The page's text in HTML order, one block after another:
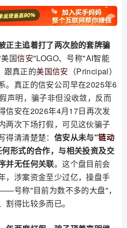
正主追着打了两次脸的套牌骗
国信安"LOGO、号称"AI智能
跟真正的美国信安 （Principal）
。真正的信安公司早在2025年6
声明，骗子非但没收敛，反而
信安在2026年4月17日再次发
次下场打假，可见这伙骗子
清清楚楚： 信安从未与"链动
形式的合作，与相关投资及交
并无任何关联。这个盘目前会
，涉案资金至少过亿，操盘手
号称"目前为数不多的大盘"，
得比较多而已。